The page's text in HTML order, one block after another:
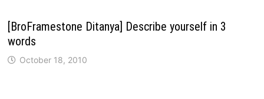
[BroFramestone Ditanya] Describe yourself in 3
words
October 18, 2010